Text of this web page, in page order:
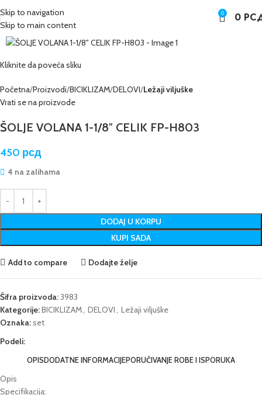
Skip to navigation
Skip to main content
0 0
Kliknite da poveća sliku
Početna Proizvodi BICIKLIZAM DELOVI Ležaji viljuške
Vrati se na proizvode
ŠOLJE VOLANA 1-1/8″ CELIK FP-H803
450 рсд
4 na zalihama
DODAJ U KORPU
KUPI SADA
Add to compare Dodajte želje
Šifra proizvoda:3983
Kategorije:BICIKLIZAM, DELOVI, Ležaji viljuške
Oznaka:set
Podeli:
OPISDODATNE INFORMACIJEPORUČIVANJE ROBE I ISPORUKA
Opis
Specifikacija: